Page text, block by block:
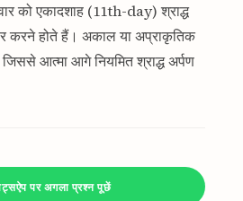
को एकादशाह (11th-day) श्राद्ध
करने होते हैं। अकाल या अप्राकृतिक
आत्मा आगे नियमित श्राद्ध अर्पण
पर अगला प्रश्न पूछें